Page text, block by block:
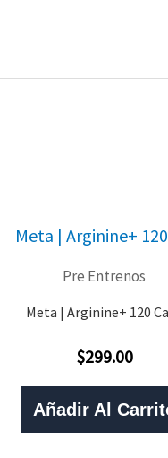
Pre Entrenos
Meta | Arginine+ 120
Valorado
0
De
5
$299.00
Añadir Al